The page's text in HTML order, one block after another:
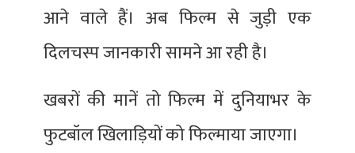
आने वाले हैं। अब फिल्म से जुड़ी एक
दिलचस्प जानकारी सामने आ रही है।
खबरों की मानें तो फिल्म में दुनियाभर के
फुटबॉल खिलाड़ियों को फिल्माया जाएगा।